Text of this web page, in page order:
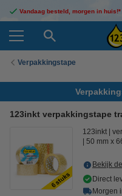
Vandaag besteld, morgen in huis!*
Verpakkingstape
123inkt verpakkingstape
123inkt
50 mm x
Bekijk
Direct
Morgen